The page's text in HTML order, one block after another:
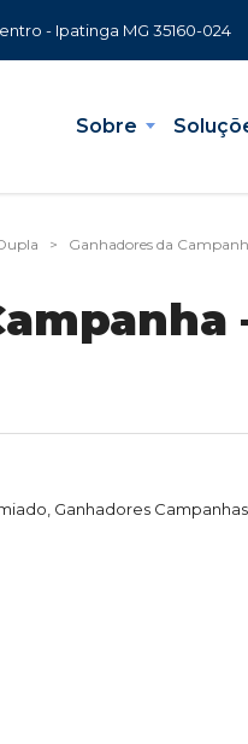
- Ipatinga MG 35160-024
Sobre
> Ganhadores da
Ganhadores Campanhas